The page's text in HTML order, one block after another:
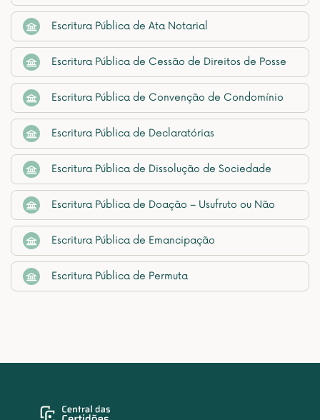
Escritura Pública de Ata Notarial
Escritura Pública de Cessão de Direitos de Posse
Escritura Pública de Convenção de Condomínio
Escritura Pública de Declaratórias
Escritura Pública de Dissolução de Sociedade
Escritura Pública de Doação – Usufruto ou Não
Escritura Pública de Emancipação
Escritura Pública de Permuta